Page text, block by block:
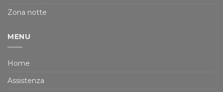
Zona notte
MENU
Home
Assistenza